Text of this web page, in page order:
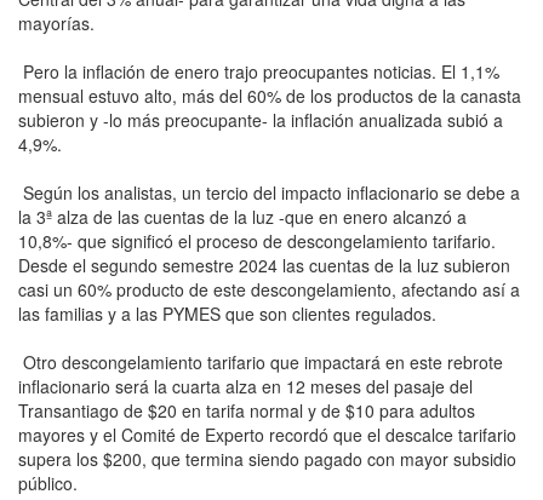
mayorías.
Pero la inflación de enero trajo preocupantes noticias. El 1,1%
mensual estuvo alto, más del 60% de los productos de la canasta
subieron y -lo más preocupante- la inflación anualizada subió a
4,9%.
Según los analistas, un tercio del impacto inflacionario se debe a
la 3ª alza de las cuentas de la luz -que en enero alcanzó a
10,8%- que significó el proceso de descongelamiento tarifario.
Desde el segundo semestre 2024 las cuentas de la luz subieron
casi un 60% producto de este descongelamiento, afectando así a
las familias y a las PYMES que son clientes regulados.
Otro descongelamiento tarifario que impactará en este rebrote
inflacionario será la cuarta alza en 12 meses del pasaje del
Transantiago de $20 en tarifa normal y de $10 para adultos
mayores y el Comité de Experto recordó que el descalce tarifario
supera los $200, que termina siendo pagado con mayor subsidio
público.